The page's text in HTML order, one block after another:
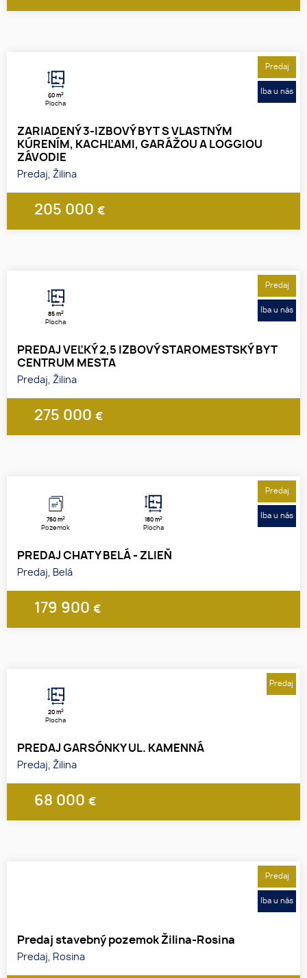
60 m2
Plocha
ZARIADENÝ 3-IZBOVÝ BYT S VLASTNÝM
KÚRENÍM, KACHĽAMI, GARÁŽOU A LOGGIOU
ZÁVODIE
Predaj, Žilina
205 000 €
Predaj
Iba u nás
85 m2
Plocha
PREDAJ VEĽKÝ 2,5 IZBOVÝ STAROMESTSKÝ BYT
CENTRUM MESTA
Predaj, Žilina
275 000 €
Predaj
Iba u nás
750 m2
Pozemok
180 m2
Plocha
PREDAJ CHATY BELÁ - ZLIEŇ
Predaj, Belá
179 900 €
Predaj
Iba u nás
20 m2
Plocha
PREDAJ GARSÓNKY UL. KAMENNÁ
Predaj, Žilina
68 000 €
Predaj
Predaj stavebný pozemok Žilina-Rosina
Predaj, Rosina
Predaj
Iba u nás